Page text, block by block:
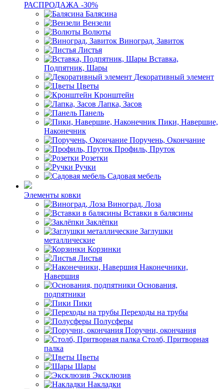
РАСПРОДАЖА -30%
Балясина
Вензели
Волюты
Виноград, Завиток
Листья
Вставка,
Подпятник, Шары
Декоративный элемент
Цветы
Кронштейн
Лапка, Засов
Панель
Пики, Навершие,
Наконечник
Поручень, Окончание
Профиль, Пруток
Розетки
Ручки
Садовая мебель
Элементы ковки
Виноград, Лоза
Вставки в балясины
Заклёпки
Заглушки
металлические
Корзинки
Листья
Наконечники,
Навершия
Основания,
подпятники
Пики
Переходы на трубы
Полусферы
Поручни, окончания
Столб, Притворная
палка
Цветы
Шары
Эксклюзив
Накладки